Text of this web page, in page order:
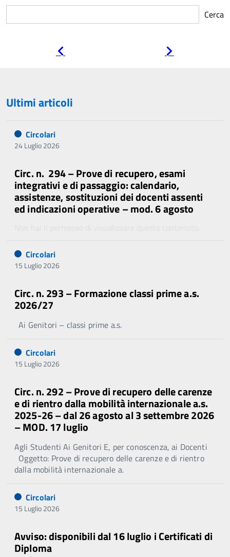
Cerca
Ultimi articoli
Circolari
24 Luglio 2026
Circ. n. 294 – Prove di recupero, esami
integrativi e di passaggio: calendario,
assistenze, sostituzioni dei docenti assenti
ed indicazioni operative – mod. 6 agosto
Circolari
15 Luglio 2026
Circ. n. 293 – Formazione classi prime a.s.
2026/27
Ai Genitori – classi prime a.s.
Circolari
15 Luglio 2026
Circ. n. 292 – Prove di recupero delle carenze
e di rientro dalla mobilità internazionale a.s.
2025-26 – dal 26 agosto al 3 settembre 2026
– MOD. 17 luglio
Agli Studenti Ai Genitori E, per conoscenza, ai Docenti
Oggetto: Prove di recupero delle carenze e di rientro
dalla mobilità internazionale a.
Circolari
15 Luglio 2026
Avviso: disponibili dal 16 luglio i Certificati di
Diploma